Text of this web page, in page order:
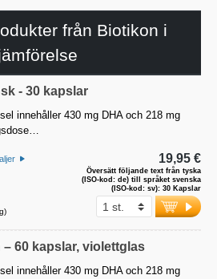
från Biotikon i
- 30 kapslar
innehåller 430 mg DHA och 218 mg
Översätt följande text från tyska
(ISO-kod: de) till språket svenska
(ISO-kod: sv): 30 Kapslar
19,95 €
60 kapslar, violettglas
innehåller 430 mg DHA och 218 mg